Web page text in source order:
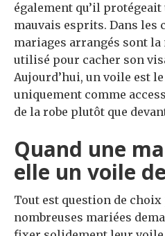
également qu’il protégeait
mauvais esprits. Dans les
mariages arrangés sont
utilisé pour cacher son
Aujourd’hui, un voile est
uniquement comme
de la robe plutôt que
Quand une
elle un voile
Tout est question de
nombreuses mariées